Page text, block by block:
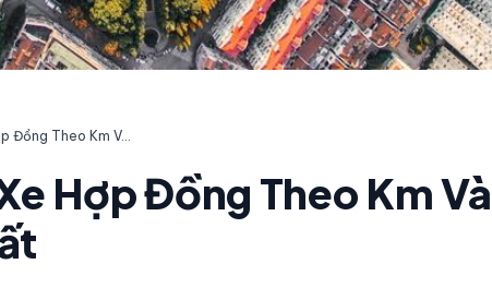
Cách Tính Giá Thuê Xe Hợp Đồng Theo Km Và Thời Gian Chuẩn Nhất
Hợp Đồng Theo Km Và